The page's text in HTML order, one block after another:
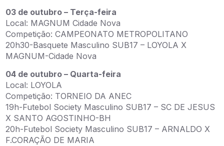
03 de outubro – Terça-feira
Local: MAGNUM Cidade Nova
Competição: CAMPEONATO METROPOLITANO
20h30-Basquete Masculino SUB17 – LOYOLA X
MAGNUM-Cidade Nova
04 de outubro – Quarta-feira
Local: LOYOLA
Competição: TORNEIO DA ANEC
19h-Futebol Society Masculino SUB17 – SC DE JESUS
X SANTO AGOSTINHO-BH
20h-Futebol Society Masculino SUB17 – ARNALDO X
F.CORAÇÃO DE MARIA